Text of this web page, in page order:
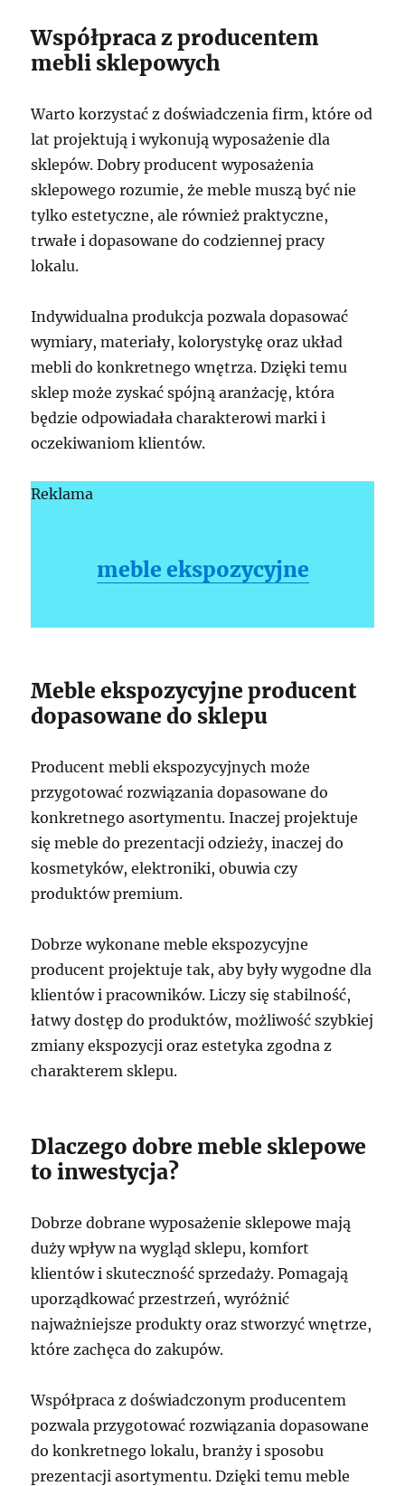
Współpraca z producentem
mebli sklepowych
Warto korzystać z doświadczenia firm, które od
lat projektują i wykonują wyposażenie dla
sklepów. Dobry producent wyposażenia
sklepowego rozumie, że meble muszą być nie
tylko estetyczne, ale również praktyczne,
trwałe i dopasowane do codziennej pracy
lokalu.
Indywidualna produkcja pozwala dopasować
wymiary, materiały, kolorystykę oraz układ
mebli do konkretnego wnętrza. Dzięki temu
sklep może zyskać spójną aranżację, która
będzie odpowiadała charakterowi marki i
oczekiwaniom klientów.
Reklama
meble ekspozycyjne
Meble ekspozycyjne producent
dopasowane do sklepu
Producent mebli ekspozycyjnych może
przygotować rozwiązania dopasowane do
konkretnego asortymentu. Inaczej projektuje
się meble do prezentacji odzieży, inaczej do
kosmetyków, elektroniki, obuwia czy
produktów premium.
Dobrze wykonane meble ekspozycyjne
producent projektuje tak, aby były wygodne dla
klientów i pracowników. Liczy się stabilność,
łatwy dostęp do produktów, możliwość szybkiej
zmiany ekspozycji oraz estetyka zgodna z
charakterem sklepu.
Dlaczego dobre meble sklepowe
to inwestycja?
Dobrze dobrane wyposażenie sklepowe mają
duży wpływ na wygląd sklepu, komfort
klientów i skuteczność sprzedaży. Pomagają
uporządkować przestrzeń, wyróżnić
najważniejsze produkty oraz stworzyć wnętrze,
które zachęca do zakupów.
Współpraca z doświadczonym producentem
pozwala przygotować rozwiązania dopasowane
do konkretnego lokalu, branży i sposobu
prezentacji asortymentu. Dzięki temu meble